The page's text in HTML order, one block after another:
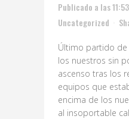
Publicado a las
Uncategorized
Último partido
los nuestros sin
ascenso tras los
equipos que
encima de los
al insoportable